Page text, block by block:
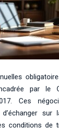
par le
Ces
sur
conditions de